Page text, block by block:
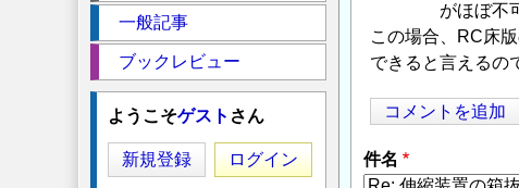
がほぼ不
この場合、RC床
できると言えるの
コメントを追加
件名
一般記事
ブックレビュー
ようこそゲスト さん
新規登録 ログイン